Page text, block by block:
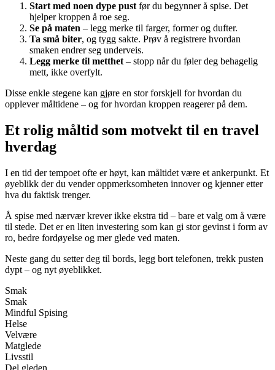
Start med noen dype pust før du begynner å spise. Det
hjelper kroppen å roe seg.
Se på maten – legg merke til farger, former og dufter.
Ta små biter, og tygg sakte. Prøv å registrere hvordan
smaken endrer seg underveis.
Legg merke til metthet – stopp når du føler deg behagelig
mett, ikke overfylt.
Disse enkle stegene kan gjøre en stor forskjell for hvordan du
opplever måltidene – og for hvordan kroppen reagerer på dem.
Et rolig måltid som motvekt til en travel
hverdag
I en tid der tempoet ofte er høyt, kan måltidet være et ankerpunkt. Et
øyeblikk der du vender oppmerksomheten innover og kjenner etter
hva du faktisk trenger.
Å spise med nærvær krever ikke ekstra tid – bare et valg om å være
til stede. Det er en liten investering som kan gi stor gevinst i form av
ro, bedre fordøyelse og mer glede ved maten.
Neste gang du setter deg til bords, legg bort telefonen, trekk pusten
dypt – og nyt øyeblikket.
Smak
Smak
Mindful Spising
Helse
Velvære
Matglede
Livsstil
Del gleden